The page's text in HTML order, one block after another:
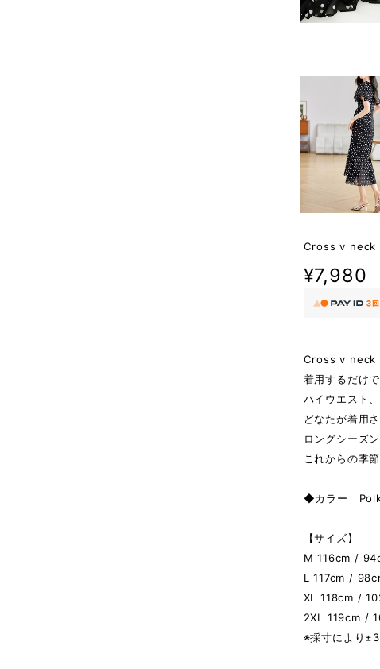
Cross v
¥7,980
Cross v
着用するだけ
ハイウエスト
どなたが着用
ロングシーズ
これからの季
◆カラー
【サイズ】
M 116cm /
L 117cm /
XL 118cm /
2XL 119cm /
※採寸により